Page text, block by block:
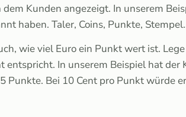
Kunden angezeigt. In unserem
haben. Taler, Coins, Punkte,
wie viel Euro ein Punkt wert ist.
entspricht. In unserem Beispiel hat der
Punkte. Bei 10 Cent pro Punkt würde